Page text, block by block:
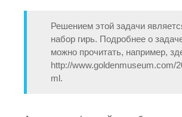
Решением этой задачи
набор гирь. Подробнее о
можно прочитать, например,
http://www.goldenmuseum.com/
ml.